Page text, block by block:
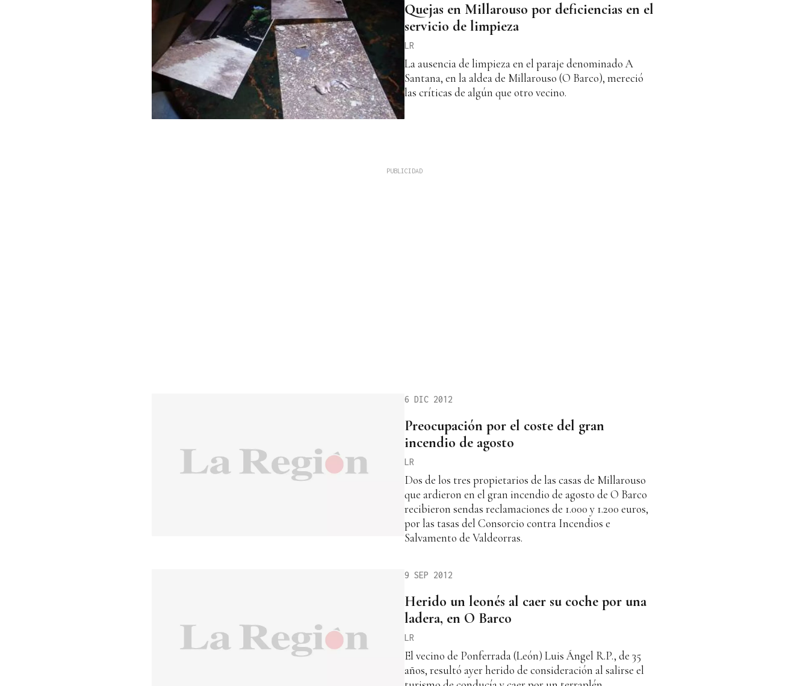
Quejas en Millarouso por deficiencias en el
servicio de limpieza
LR
La ausencia de limpieza en el paraje denominado A
Santana, en la aldea de Millarouso (O Barco), mereció
las críticas de algún que otro vecino.
6 DIC 2012
Preocupación por el coste del gran
incendio de agosto
LR
Dos de los tres propietarios de las casas de Millarouso
que ardieron en el gran incendio de agosto de O Barco
recibieron sendas reclamaciones de 1.000 y 1.200 euros,
por las tasas del Consorcio contra Incendios e
Salvamento de Valdeorras.
9 SEP 2012
Herido un leonés al caer su coche por una
ladera, en O Barco
LR
El vecino de Ponferrada (León) Luis Ángel R.P., de 35
años, resultó ayer herido de consideración al salirse el